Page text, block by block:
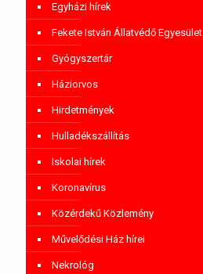
Egyházi hírek
Fekete István Állatvédő Egyesület
Gyógyszertár
Háziorvos
Hirdetmények
Hulladékszállítás
Iskolai hírek
Koronavírus
Közérdekű Közlemény
Művelődési Ház hírei
Nekrológ